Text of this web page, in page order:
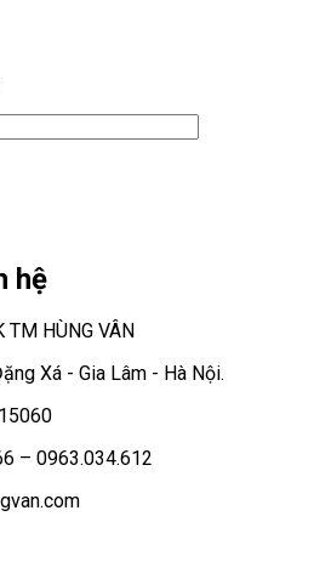
hệ
TM HÙNG VÂN
Xá - Gia Lâm - Hà Nội.
– 0963.034.612